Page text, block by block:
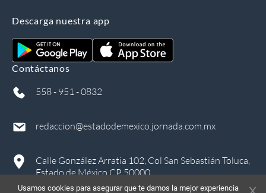
Descarga nuestra app
Contáctanos
558 - 951 - 0832
redaccion@estadodemexico.jornada.com.mx
Calle González Arratia 102, Col San Sebastián Toluca,
Estado de México CP 50000
Usamos cookies para asegurar que te damos la mejor experiencia